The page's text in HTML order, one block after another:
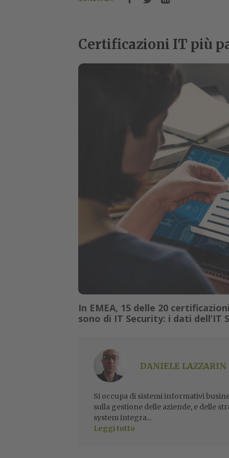
Certificazioni IT più
In EMEA, 15 delle 20
sono di IT Security: i dati dell’IT
DANIELE LAZZARIN
Si occupa di sistemi informativi
sulla gestione delle aziende, e delle
system integra...
Leggi tutto